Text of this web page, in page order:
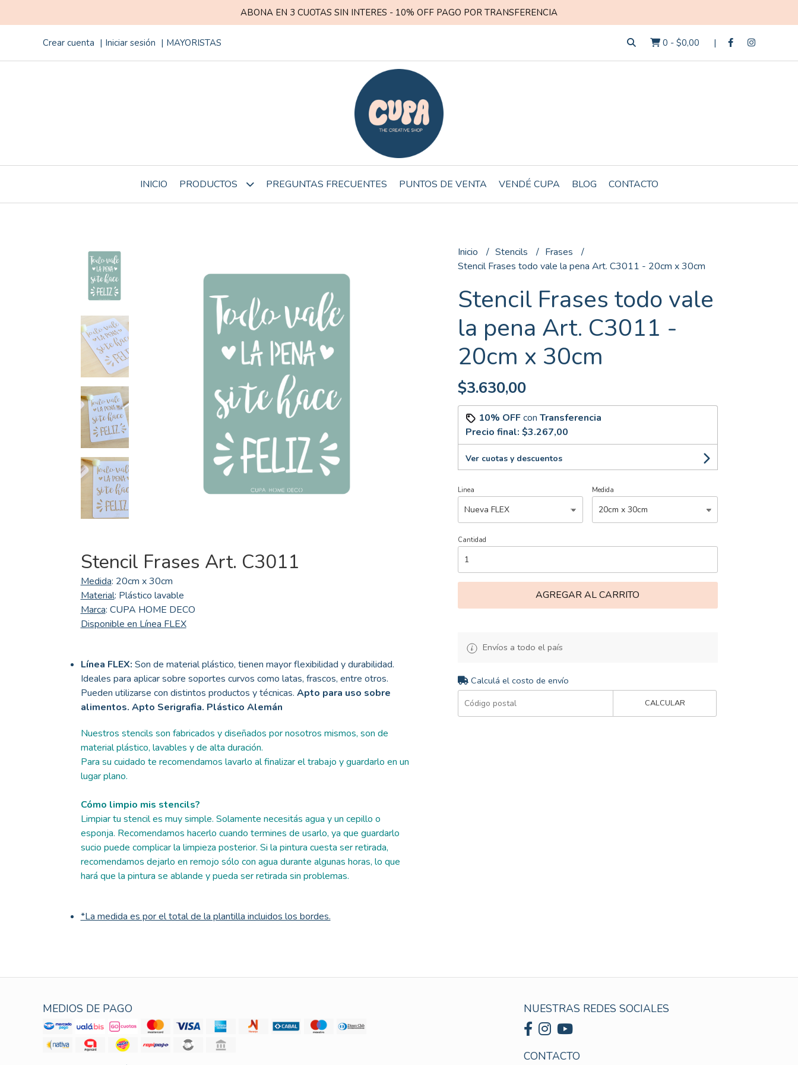
ABONA EN 3 CUOTAS SIN INTERES - 10% OFF PAGO POR TRANSFERENCIA
Crear cuenta Iniciar sesión MAYORISTAS 0 - $0,00
INICIO PRODUCTOS PREGUNTAS FRECUENTES PUNTOS DE VENTA VENDÉ CUPA BLOG CONTACTO
Stencil Frases Art. C3011
Medida: 20cm x 30cm
Material: Plástico lavable
Marca: CUPA HOME DECO
Disponible en Línea FLEX
Línea FLEX: Son de material plástico, tienen mayor flexibilidad y durabilidad.
Ideales para aplicar sobre soportes curvos como latas, frascos, entre otros.
Pueden utilizarse con distintos productos y técnicas. Apto para uso sobre
alimentos. Apto Serigrafia. Plástico Alemán
Nuestros stencils son fabricados y diseñados por nosotros mismos, son de
material plástico, lavables y de alta duración.
Para su cuidado te recomendamos lavarlo al finalizar el trabajo y guardarlo en un
lugar plano.
Cómo limpio mis stencils?
Limpiar tu stencil es muy simple. Solamente necesitás agua y un cepillo o
esponja. Recomendamos hacerlo cuando termines de usarlo, ya que guardarlo
sucio puede complicar la limpieza posterior. Si la pintura cuesta ser retirada,
recomendamos dejarlo en remojo sólo con agua durante algunas horas, lo que
hará que la pintura se ablande y pueda ser retirada sin problemas.
*La medida es por el total de la plantilla incluidos los bordes.
Inicio Stencils
Frases
Stencil Frases todo vale la pena Art. C3011 - 20cm x 30cm
Stencil Frases todo vale
la pena Art. C3011 -
20cm x 30cm
$3.630,00
10% OFFcon Transferencia
Precio final: $3.267,00
Ver cuotas y descuentos
Linea Medida
Cantidad
AGREGAR AL CARRITO
Envíos a todo el país
Calculá el costo de envío
CALCULAR
MEDIOS DE PAGO NUESTRAS REDES SOCIALES
CONTACTO